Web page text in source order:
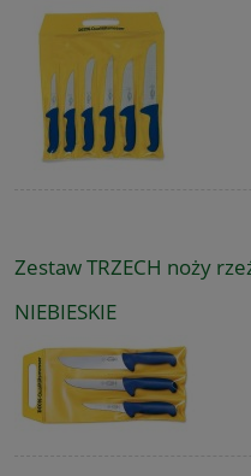
Zestaw TRZECH noży
NIEBIESKIE